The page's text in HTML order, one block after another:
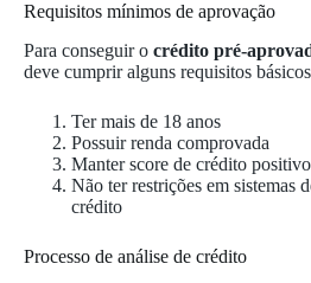
Requisitos mínimos de aprovação
Para conseguir o crédito pré-
deve cumprir alguns requisitos
Ter mais de 18 anos
Possuir renda comprovada
Manter score de crédito positivo
Não ter restrições em sistemas
crédito
Processo de análise de crédito